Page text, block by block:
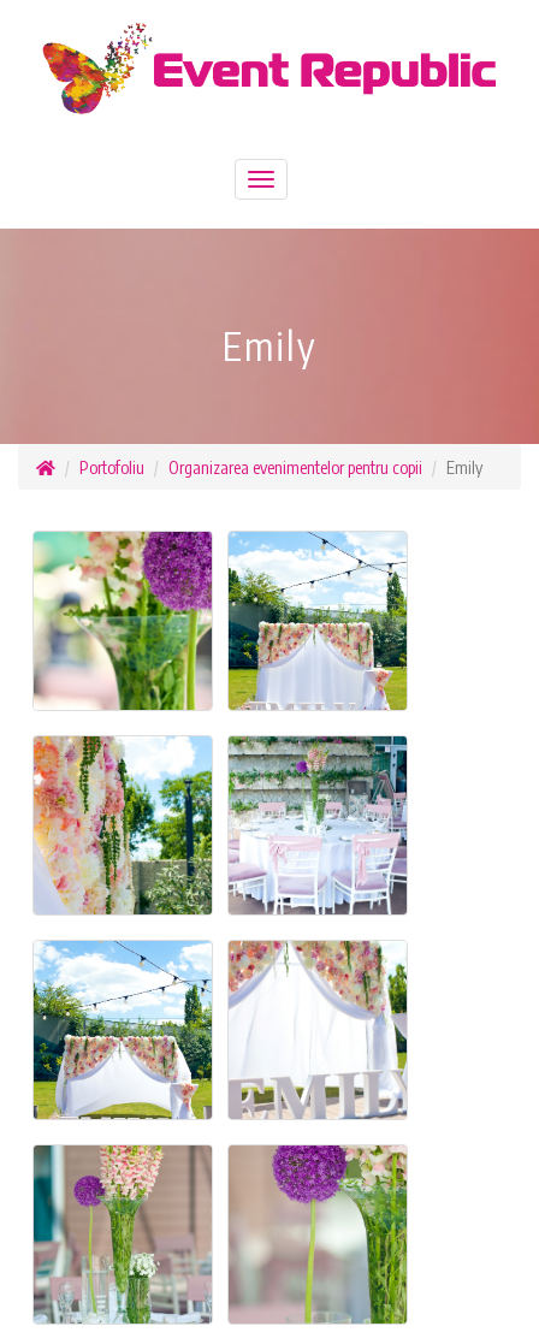
Toggle
Emily
Portofoliu Organizarea evenimentelor pentru copii Emily